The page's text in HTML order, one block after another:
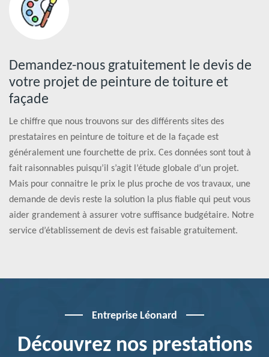
Demandez-nous gratuitement le devis de
votre projet de peinture de toiture et
façade
Le chiffre que nous trouvons sur des différents sites des
prestataires en peinture de toiture et de la façade est
généralement une fourchette de prix. Ces données sont tout à
fait raisonnables puisqu’il s’agit l’étude globale d’un projet.
Mais pour connaitre le prix le plus proche de vos travaux, une
demande de devis reste la solution la plus fiable qui peut vous
aider grandement à assurer votre suffisance budgétaire. Notre
service d’établissement de devis est faisable gratuitement.
Entreprise Léonard
Découvrez nos prestations